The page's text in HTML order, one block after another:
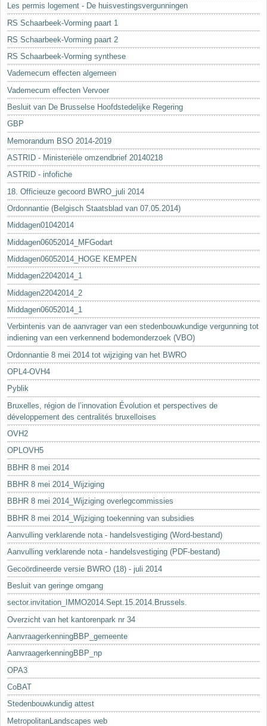
Les permis logement - De huisvestingsvergunningen
RS Schaarbeek-Vorming paart 1
RS Schaarbeek-Vorming paart 2
RS Schaarbeek-Vorming synthese
Vademecum effecten algemeen
Vademecum effecten Vervoer
Besluit van De Brusselse Hoofdstedelijke Regering
GBP
Memorandum BSO 2014-2019
ASTRID - Ministeriële omzendbrief 20140218
ASTRID - infofiche
18. Officieuze gecoord BWRO_juli 2014
Ordonnantie (Belgisch Staatsblad van 07.05.2014)
Middagen01042014
Middagen06052014_MFGodart
Middagen06052014_HOGE KEMPEN
Middagen22042014_1
Middagen22042014_2
Middagen06052014_1
Verbintenis van de aanvrager van een stedenbouwkundige vergunning tot
indiening van een verkennend bodemonderzoek (VBO)
Ordonnantie 8 mei 2014 tot wijziging van het BWRO
OPL4-OVH4
Pyblik
Bruxelles, région de l’innovation Évolution et perspectives de
développement des centralités bruxelloises
OVH2
OPLOVH5
BBHR 8 mei 2014
BBHR 8 mei 2014_Wijziging
BBHR 8 mei 2014_Wijziging overlegcommissies
BBHR 8 mei 2014_Wijziging toekenning van subsidies
Aanvulling verklarende nota - handelsvestiging (Word-bestand)
Aanvulling verklarende nota - handelsvestiging (PDF-bestand)
Gecoördineerde versie BWRO (18) - juli 2014
Besluit van geringe omgang
sector.invitation_IMMO2014.Sept.15.2014.Brussels.
Overzicht van het kantorenpark nr 34
AanvraagerkenningBBP_gemeente
AanvraagerkenningBBP_np
OPA3
CoBAT
Stedenbouwkundig attest
MetropolitanLandscapes web